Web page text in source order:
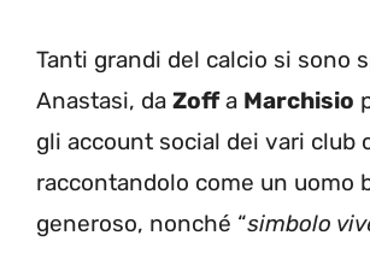
Tanti grandi del calcio si sono
Anastasi, da Zoffa Marchisio
gli account social dei vari club
raccontandolo come un uomo
generoso, nonché “simbolo